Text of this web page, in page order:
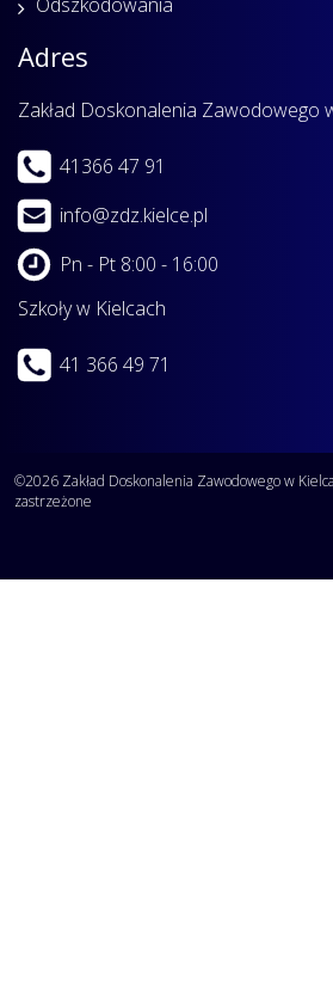
Adres
Zakład Doskonalenia Zawodowego
41366 47 91
info@zdz.kielce.pl
Pn - Pt 8:00 - 16:00
Szkoły w Kielcach
41 366 49 71
©2026 Zakład Doskonalenia Zawodowego w
zastrzeżone